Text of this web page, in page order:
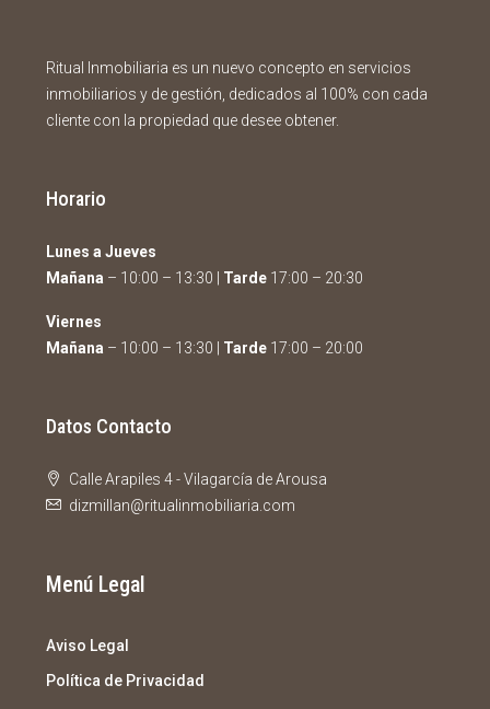
Ritual Inmobiliaria es un nuevo concepto en servicios
inmobiliarios y de gestión, dedicados al 100% con cada
cliente con la propiedad que desee obtener.
Horario
Lunes a Jueves
Mañana – 10:00 – 13:30 | Tarde 17:00 – 20:30
Viernes
Mañana – 10:00 – 13:30 | Tarde 17:00 – 20:00
Datos Contacto
Calle Arapiles 4 - Vilagarcía de Arousa
dizmillan@ritualinmobiliaria.com
Menú Legal
Aviso Legal
Política de Privacidad